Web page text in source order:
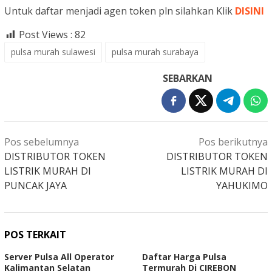
Untuk daftar menjadi agen token pln silahkan Klik DISINI
Post Views : 82
pulsa murah sulawesi pulsa murah surabaya
SEBARKAN
Navigasi
pos
Pos sebelumnya
DISTRIBUTOR TOKEN
LISTRIK MURAH DI
PUNCAK JAYA
Pos berikutnya
DISTRIBUTOR TOKEN
LISTRIK MURAH DI
YAHUKIMO
POS TERKAIT
Server Pulsa All Operator
Kalimantan Selatan
Daftar Harga Pulsa
Termurah Di CIREBON